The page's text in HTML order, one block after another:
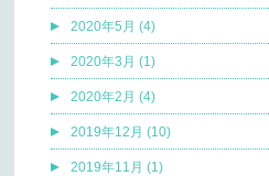
2020年5月 (4)
2020年3月 (1)
2020年2月 (4)
2019年12月 (10)
2019年11月 (1)